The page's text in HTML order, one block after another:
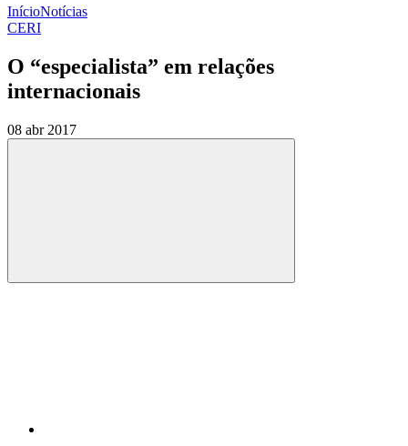
InícioNotícias
CERI
O “especialista” em relações
internacionais
08 abr 2017
Compartilhar